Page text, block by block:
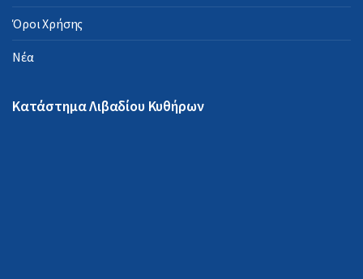
Όροι Χρήσης
Νέα
Κατάστημα Λιβαδίου Κυθήρων